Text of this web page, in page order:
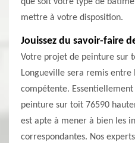
mettre à votre disposition.
Jouissez du savoir-faire
Votre projet de peinture sur
Longueville sera remis
compétente. Essentiellement
peinture sur toit 76590
est apte à mener à bien les
correspondantes. Nos